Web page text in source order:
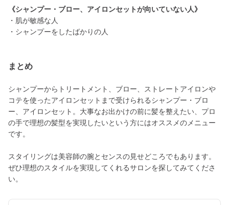
《シャンプー・ブロー、アイロンセットが向いていない人》
・肌が敏感な人
・シャンプーをしたばかりの人
まとめ
シャンプーからトリートメント、ブロー、ストレートアイロンや
コテを使ったアイロンセットまで受けられるシャンプー・ブロ
ー、アイロンセット。大事なお出かけの前に髪を整えたい、プロ
の手で理想の髪型を実現したいという方にはオススメのメニュー
です。
スタイリングは美容師の腕とセンスの見せどころでもあります。
ぜひ理想のスタイルを実現してくれるサロンを探してみてくださ
い。